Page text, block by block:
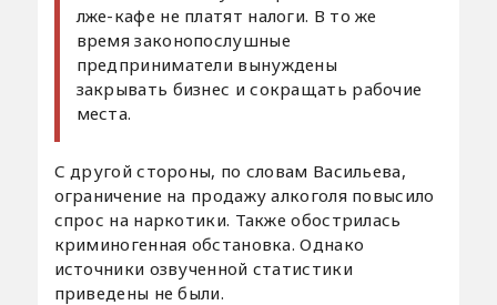
лже-кафе не платят налоги. В то же
время законопослушные
предприниматели вынуждены
закрывать бизнес и сокращать рабочие
места.
С другой стороны, по словам Васильева,
ограничение на продажу алкоголя повысило
спрос на наркотики. Также обострилась
криминогенная обстановка. Однако
источники озвученной статистики
приведены не были.